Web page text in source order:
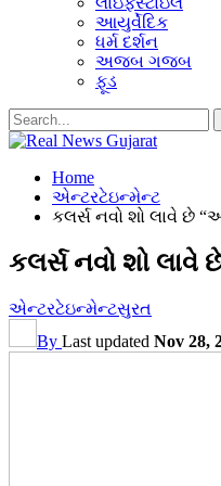
આયુર્વેદિક
ધર્મ દર્શન
અજબ ગજબ
ફૂડ
Home
એન્ટરટેઇન્મેન્ટ
કલર્સ નવો શો લાવે છે
કલર્સ નવો શો
એન્ટરટેઇન્મેન્ટસુરત
By Last updated Nov 28,